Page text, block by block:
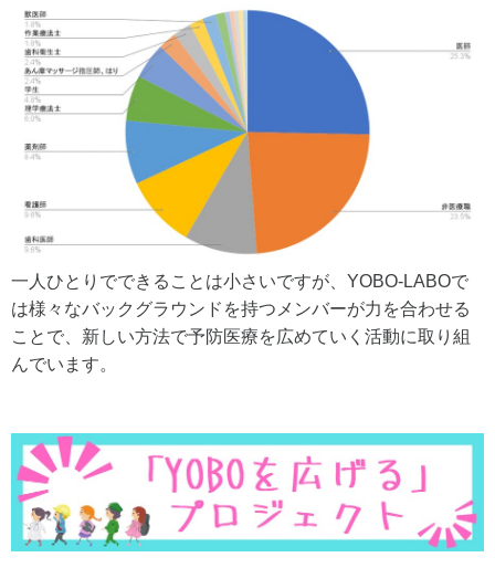
一人ひとりでできることは小さいですが、YOBO-LABOで
は様々なバックグラウンドを持つメンバーが力を合わせる
ことで、新しい方法で予防医療を広めていく活動に取り組
んでいます。